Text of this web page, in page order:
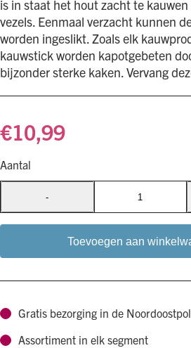
is in staat het hout zacht te
vezels. Eenmaal verzacht kunnen
worden ingeslikt. Zoals elk
kauwstick worden kapotgebeten
bijzonder sterke kaken. Vervang
€10,99
Aantal
-
I&I
Pets
S
Toevoegen aan
Gratis bezorging in de
Assortiment in elk segment